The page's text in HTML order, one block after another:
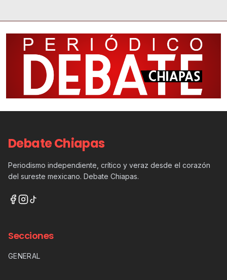
Debate Chiapas
Periodismo independiente, crítico y veraz desde el corazón
del sureste mexicano. Debate Chiapas.
Secciones
GENERAL